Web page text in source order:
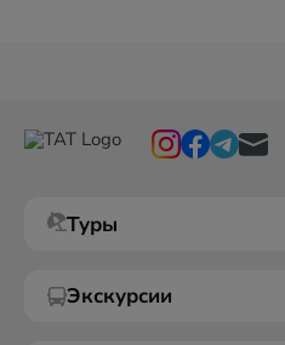
Туры
Экскурсии